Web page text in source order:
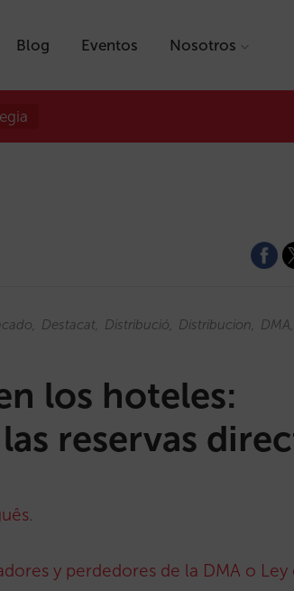
Blog Eventos Nosotros
Destacat Distribució Distribucion DMA
los hoteles:
reservas
.
y perdedores de la DMA o Ley